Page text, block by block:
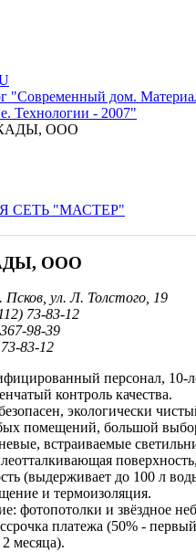
"Современный дом.
Технологии - 2007"
ООО
ООО
Псков, ул. Л. Толстого, 19
73-83-12
98-39
83-12
персонал, 10-
контроль качества.
экологически
помещений, большой
встраиваемые
поверхность,
(выдерживает до 100 л
и термоизоляция.
фотопотолки и звёздное
платежа (50% -
месяца).